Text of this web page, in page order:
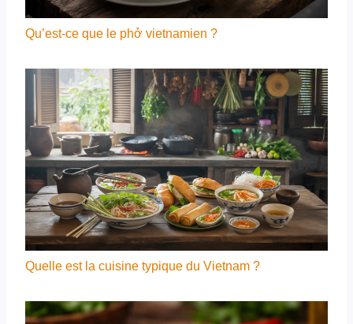
Qu’est-ce que le phở vietnamien ?
Quelle est la cuisine typique du Vietnam ?